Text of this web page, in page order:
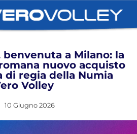
benvenuta a Milano: la
nuovo acquisto
di regia della Numia
Volley
10 Giugno 2026